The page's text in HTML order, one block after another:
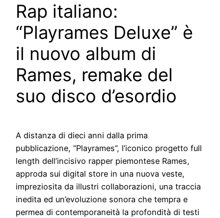
Rap italiano:
“Playrames Deluxe” è
il nuovo album di
Rames, remake del
suo disco d’esordio
A distanza di dieci anni dalla prima
pubblicazione, “Playrames”, l’iconico progetto full
length dell’incisivo rapper piemontese Rames,
approda sui digital store in una nuova veste,
impreziosita da illustri collaborazioni, una traccia
inedita ed un’evoluzione sonora che tempra e
permea di contemporaneità la profondità di testi